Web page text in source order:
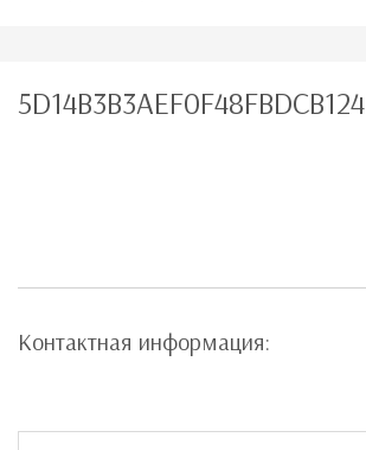
Контактная информация: